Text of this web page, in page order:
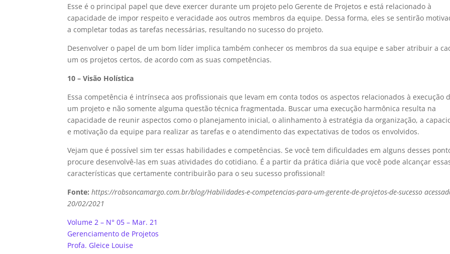
Esse é o principal papel que deve exercer durante um projeto pelo Gerente de Projetos e está relacionado à
capacidade de impor respeito e veracidade aos outros membros da equipe. Dessa forma, eles se sentirão
a completar todas as tarefas necessárias, resultando no sucesso do projeto.
Desenvolver o papel de um bom líder implica também conhecer os membros da sua equipe e saber atribuir a
um os projetos certos, de acordo com as suas competências.
10 – Visão Holística
Essa competência é intrínseca aos profissionais que levam em conta todos os aspectos relacionados à execução
um projeto e não somente alguma questão técnica fragmentada. Buscar uma execução harmônica resulta na
capacidade de reunir aspectos como o planejamento inicial, o alinhamento à estratégia da organização, a
e motivação da equipe para realizar as tarefas e o atendimento das expectativas de todos os envolvidos.
Vejam que é possível sim ter essas habilidades e competências. Se você tem dificuldades em alguns desses
procure desenvolvê-las em suas atividades do cotidiano. É a partir da prática diária que você pode alcançar
características que certamente contribuirão para o seu sucesso profissional!
Fonte: https://robsoncamargo.com.br/blog/Habilidades-e-competencias-para-um-gerente-de-projetos-de-sucesso
20/02/2021
Volume 2 – N° 05 – Mar. 21
Gerenciamento de Projetos
Profa. Gleice Louise